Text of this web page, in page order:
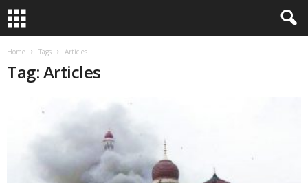
Home Tags Articles
Tag: Articles